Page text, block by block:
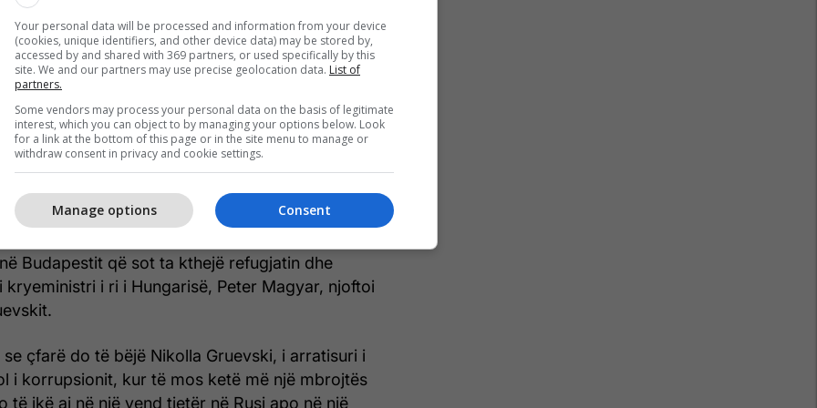
saj, jo për shtetin, por për interesat e saj
Telekomunikacioni, energjia, media -
me rrethin e Orbanit”, tha Filipçe.
se me rënien e Orbanit, do të ngrihen edhe
të biznesit dhe shtoi se LSDM do të
plotë për të gjitha kombinimet e biznesit.
të përgjigjet nëse, pasi OBRM-PDUKM
në pushtet, kërkuan ekstradimin e ish-
Gruevskit, dhe nëse jo, të përgjigjen pse dhe
Budapestit që sot ta kthejë refugjatin dhe
kryeministri i ri i Hungarisë, Peter Magyar, njoftoi
se çfarë do të bëjë Nikolla Gruevski, i arratisuri i
i korrupsionit, kur të mos ketë më një mbrojtës
të ikë ai në një vend tjetër në Rusi apo në një
Your personal data will be processed and information from your device
(cookies, unique identifiers, and other device data) may be stored by,
accessed by and shared with 369 partners, or used specifically by this
site. We and our partners may use precise geolocation data. List of
partners.
Some vendors may process your personal data on the basis of legitimate
interest, which you can object to by managing your options below. Look
for a link at the bottom of this page or in the site menu to manage or
withdraw consent in privacy and cookie settings.
Consent
Manage options